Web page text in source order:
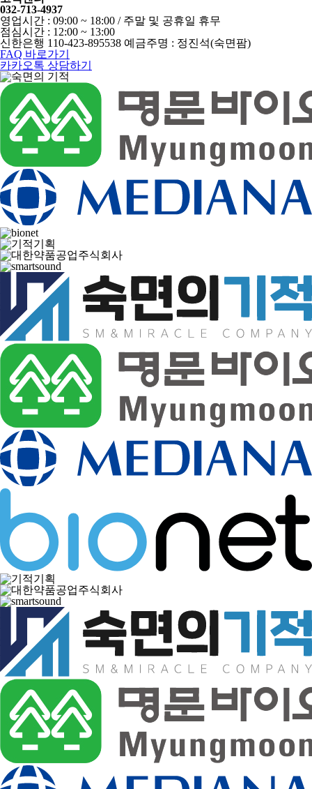
032-713-4937
영업시간 : 09:00 ~ 18:00 / 주말 및 공휴일 휴무
점심시간 : 12:00 ~ 13:00
신한은행 110-423-895538 예금주명 : 정진석(숙면팜)
FAQ 바로가기
카카오톡 상담하기